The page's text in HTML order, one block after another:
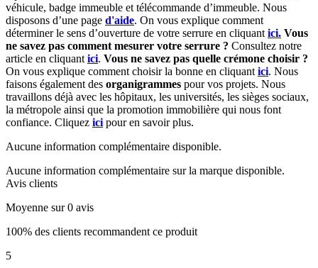
véhicule, badge immeuble et télécommande d’immeuble. Nous
disposons d’une page d'aide. On vous explique comment
déterminer le sens d’ouverture de votre serrure en cliquant ici. Vous
ne savez pas comment mesurer votre serrure ? Consultez notre
article en cliquant ici. Vous ne savez pas quelle crémone choisir ?
On vous explique comment choisir la bonne en cliquant ici. Nous
faisons également des organigrammes pour vos projets. Nous
travaillons déjà avec les hôpitaux, les universités, les sièges sociaux,
la métropole ainsi que la promotion immobilière qui nous font
confiance. Cliquez ici pour en savoir plus.
Aucune information complémentaire disponible.
Aucune information complémentaire sur la marque disponible.
Avis clients
Moyenne sur 0 avis
100% des clients recommandent ce produit
5